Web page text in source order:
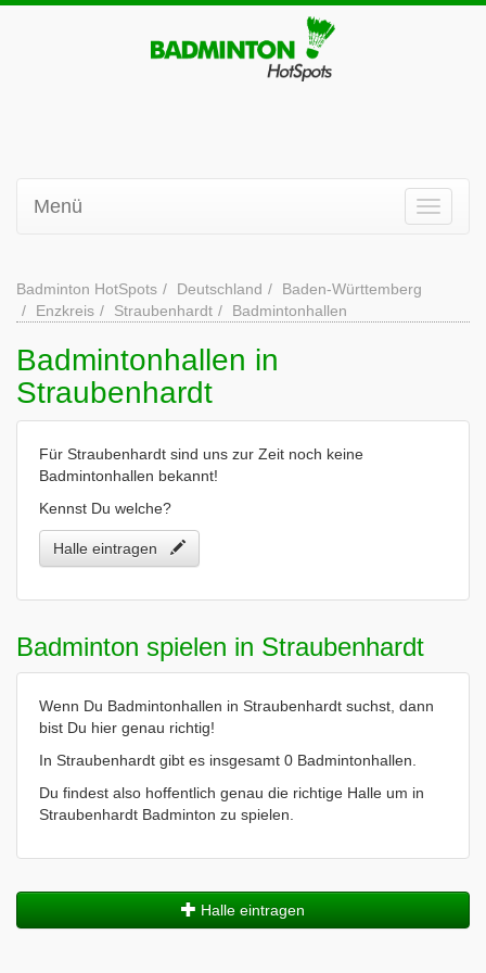
Menü
Badminton HotSpots Deutschland
Baden-Württemberg
Enzkreis
Straubenhardt Badmintonhallen
Badmintonhallen in
Straubenhardt
Für Straubenhardt sind uns zur Zeit noch keine
Badmintonhallen bekannt!
Kennst Du welche?
Halle eintragen
Badminton spielen in Straubenhardt
Wenn Du Badmintonhallen in Straubenhardt suchst, dann
bist Du hier genau richtig!
In Straubenhardt gibt es insgesamt 0 Badmintonhallen.
Du findest also hoffentlich genau die richtige Halle um in
Straubenhardt Badminton zu spielen.
Halle eintragen